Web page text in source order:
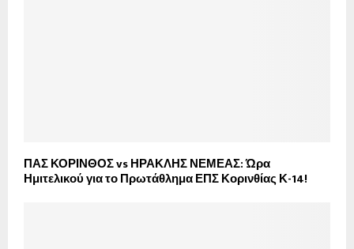
ΠΑΣ ΚΟΡΙΝΘΟΣ vs ΗΡΑΚΛΗΣ ΝΕΜΕΑΣ: Ώρα
Ημιτελικού για το Πρωτάθλημα ΕΠΣ Κορινθίας Κ-14!